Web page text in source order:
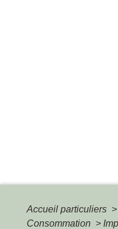
Accueil particuliers >
Consommation >